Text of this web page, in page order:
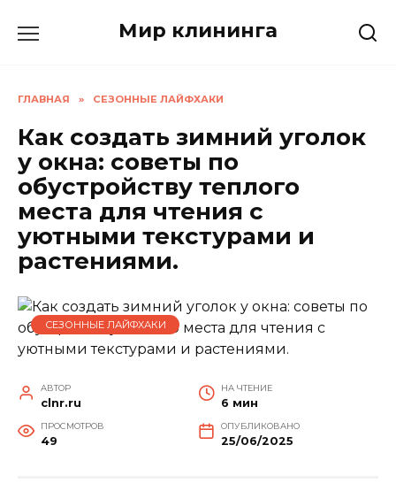
Мир клининга
ГЛАВНАЯ » СЕЗОННЫЕ ЛАЙФХАКИ
Как создать зимний уголок
у окна: советы по
обустройству теплого
места для чтения с
уютными текстурами и
растениями.
СЕЗОННЫЕ ЛАЙФХАКИ
АВТОР
clnr.ru
НА ЧТЕНИЕ
6 мин
ПРОСМОТРОВ
49
ОПУБЛИКОВАНО
25/06/2025